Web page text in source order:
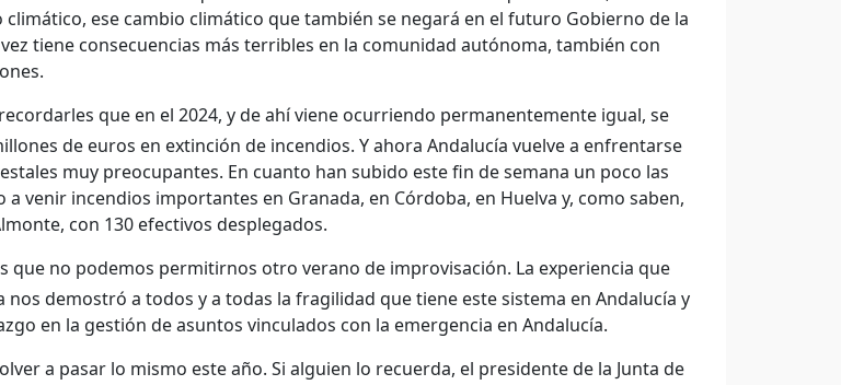
climático, ese cambio climático que también se negará en el futuro Gobierno de la
tiene consecuencias más terribles en la comunidad autónoma, también con
que en el 2024, y de ahí viene ocurriendo permanentemente igual, se
de euros en extinción de incendios. Y ahora Andalucía vuelve a enfrentarse
muy preocupantes. En cuanto han subido este fin de semana un poco las
venir incendios importantes en Granada, en Córdoba, en Huelva y, como saben,
con 130 efectivos desplegados.
que no podemos permitirnos otro verano de improvisación. La experiencia que
nos demostró a todos y a todas la fragilidad que tiene este sistema en Andalucía y
en la gestión de asuntos vinculados con la emergencia en Andalucía.
a pasar lo mismo este año. Si alguien lo recuerda, el presidente de la Junta de